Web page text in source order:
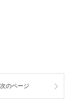
次のページ